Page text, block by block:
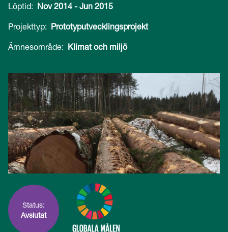
Löptid: Nov 2014 - Jun 2015
Projekttyp: Prototyputvecklingsprojekt
Ämnesområde: Klimat och miljö
Status:
Avslutat